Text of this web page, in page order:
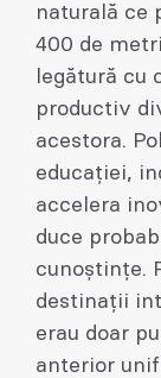
naturală ce
400 de
legătură cu
productiv
acestora.
educației,
accelera
duce
cunoștințe.
destinații
erau doar
anterior